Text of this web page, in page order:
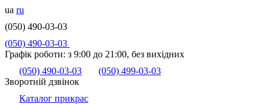
ua ru
(050) 490-03-03
(050) 490-03-03
Графік роботи: з 9:00 до 21:00, без вихідних
(050) 490-03-03
(050) 499-03-03
Зворотній дзвінок
Каталог прикрас